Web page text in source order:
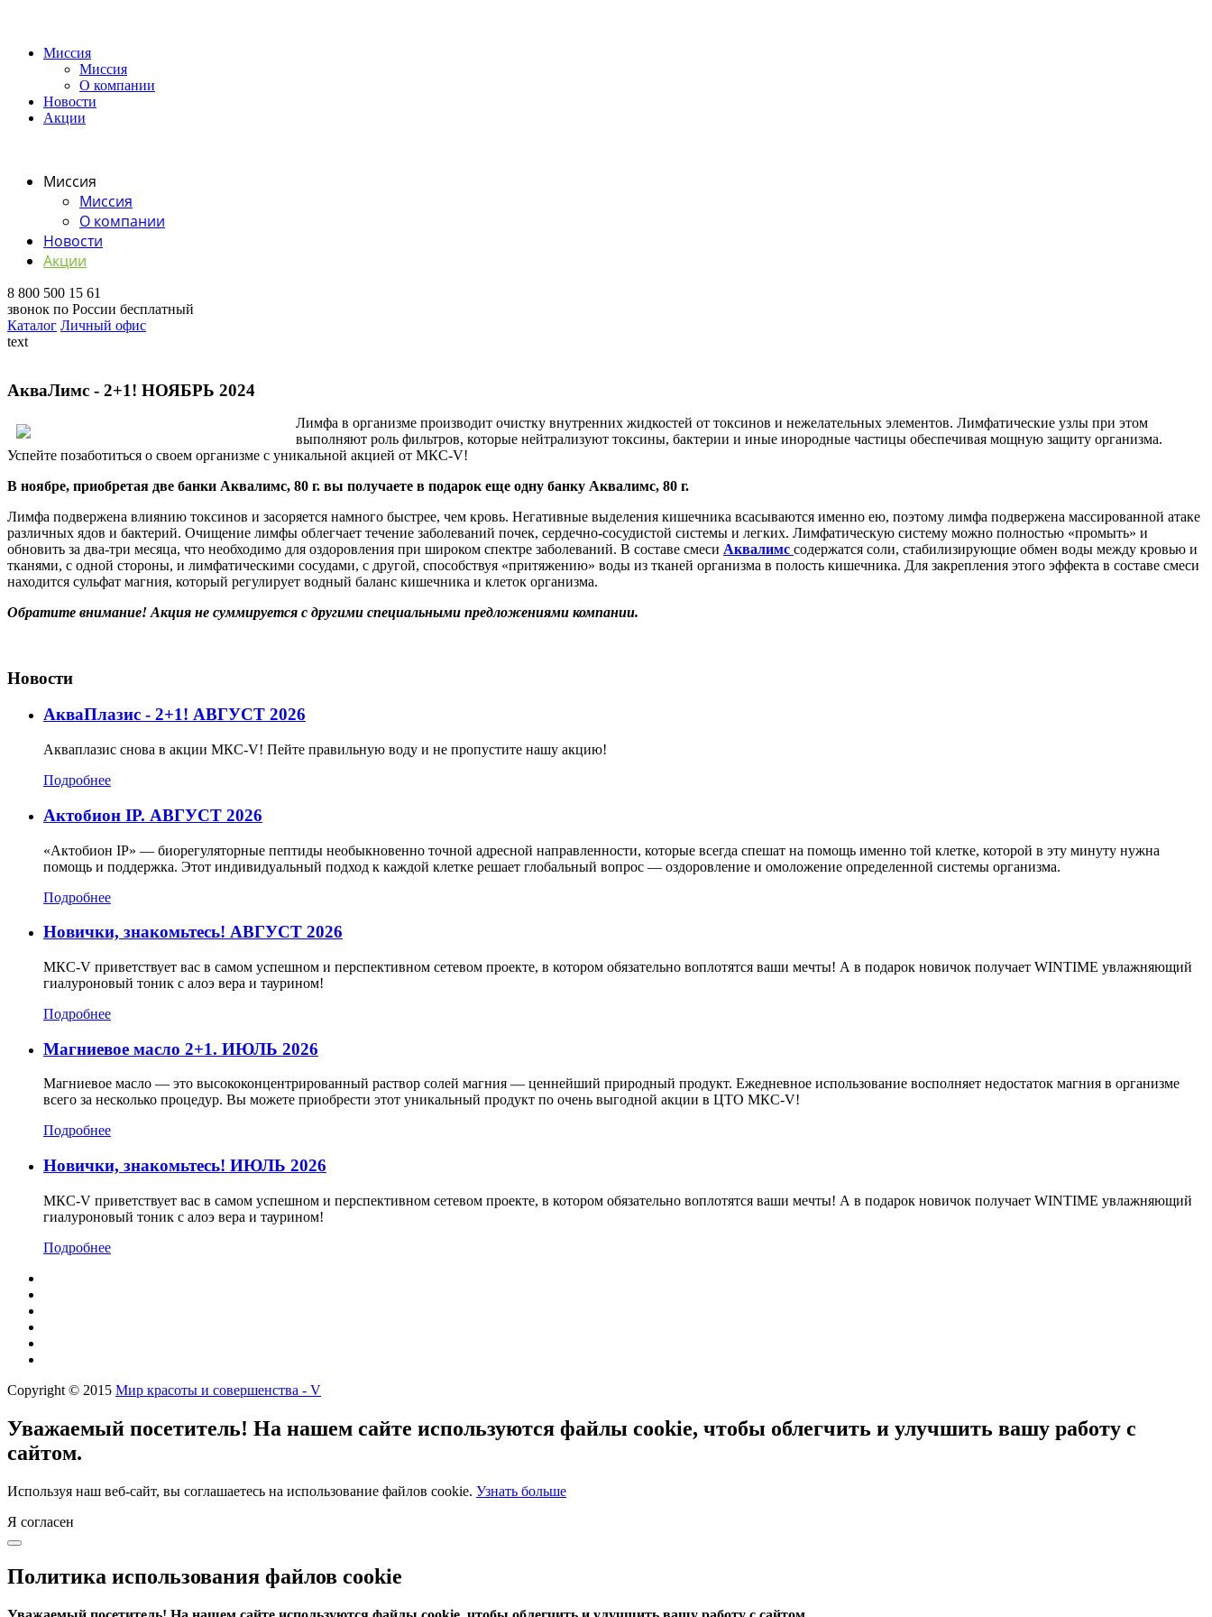
Миссия
Миссия
О компании
Новости
Акции
Миссия
Миссия
О компании
Новости
Акции
8 800 500 15 61
звонок по России бесплатный
Каталог Личный офис
text
АкваЛимс - 2+1! НОЯБРЬ 2024
Лимфа в организме производит очистку внутренних жидкостей от токсинов и нежелательных элементов. Лимфатические узлы при этом
выполняют роль фильтров, которые нейтрализуют токсины, бактерии и иные инородные частицы обеспечивая мощную защиту организма.
Успейте позаботиться о своем организме с уникальной акцией от МКС-V!
В ноябре, приобретая две банки Аквалимс, 80 г. вы получаете в подарок еще одну банку Аквалимс, 80 г.
Лимфа подвержена влиянию токсинов и засоряется намного быстрее, чем кровь. Негативные выделения кишечника всасываются именно ею, поэтому лимфа подвержена массированной атаке
различных ядов и бактерий. Очищение лимфы облегчает течение заболеваний почек, сердечно-сосудистой системы и легких. Лимфатическую систему можно полностью «промыть» и
обновить за два-три месяца, что необходимо для оздоровления при широком спектре заболеваний. В составе смеси Аквалимс содержатся соли, стабилизирующие обмен воды между кровью и
тканями, с одной стороны, и лимфатическими сосудами, с другой, способствуя «притяжению» воды из тканей организма в полость кишечника. Для закрепления этого эффекта в составе смеси
находится сульфат магния, который регулирует водный баланс кишечника и клеток организма.
Обратите внимание! Акция не суммируется с другими специальными предложениями компании.
Новости
АкваПлазис - 2+1! АВГУСТ 2026
Акваплазис снова в акции МКС-V! Пейте правильную воду и не пропустите нашу акцию!
Подробнее
Актобион IP. АВГУСТ 2026
«Актобион IP» — биорегуляторные пептиды необыкновенно точной адресной направленности, которые всегда спешат на помощь именно той клетке, которой в эту минуту нужна
помощь и поддержка. Этот индивидуальный подход к каждой клетке решает глобальный вопрос — оздоровление и омоложение определенной системы организма.
Подробнее
Новички, знакомьтесь! АВГУСТ 2026
МКС-V приветствует вас в самом успешном и перспективном сетевом проекте, в котором обязательно воплотятся ваши мечты! А в подарок новичок получает WINTIME увлажняющий
гиалуроновый тоник с алоэ вера и таурином!
Подробнее
Магниевое масло 2+1. ИЮЛЬ 2026
Магниевое масло — это высококонцентрированный раствор солей магния — ценнейший природный продукт. Ежедневное использование восполняет недостаток магния в организме
всего за несколько процедур. Вы можете приобрести этот уникальный продукт по очень выгодной акции в ЦТО МКС-V!
Подробнее
Новички, знакомьтесь! ИЮЛЬ 2026
МКС-V приветствует вас в самом успешном и перспективном сетевом проекте, в котором обязательно воплотятся ваши мечты! А в подарок новичок получает WINTIME увлажняющий
гиалуроновый тоник с алоэ вера и таурином!
Подробнее
Copyright © 2015 Мир красоты и совершенства - V
Уважаемый посетитель! На нашем сайте используются файлы cookie, чтобы облегчить и улучшить вашу работу с
сайтом.
Используя наш веб-сайт, вы соглашаетесь на использование файлов cookie. Узнать больше
Я согласен
Политика использования файлов cookie